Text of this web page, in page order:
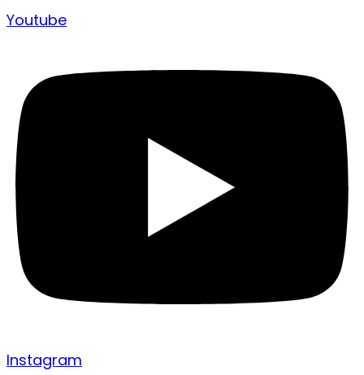
Youtube
Instagram